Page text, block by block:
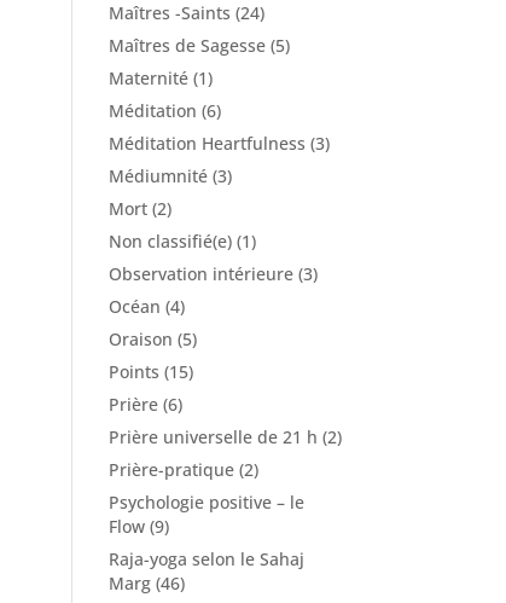
Maîtres -Saints (24)
Maîtres de Sagesse (5)
Maternité (1)
Méditation (6)
Méditation Heartfulness (3)
Médiumnité (3)
Mort (2)
Non classifié(e) (1)
Observation intérieure (3)
Océan (4)
Oraison (5)
Points (15)
Prière (6)
Prière universelle de 21 h (2)
Prière-pratique (2)
Psychologie positive – le
Flow (9)
Raja-yoga selon le Sahaj
Marg (46)